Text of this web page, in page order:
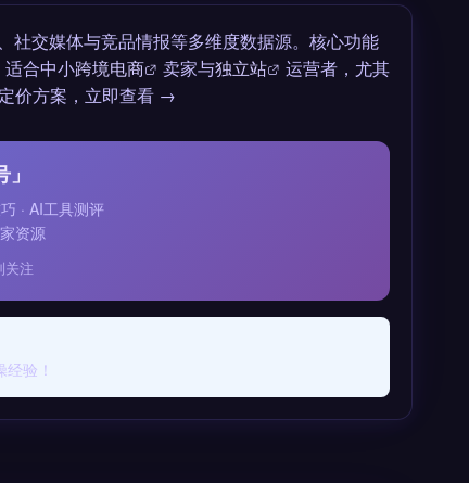
社交媒体与竞品情报等多维度数据源。核心功能
合中小跨境电商 卖家与独立站
运营者，尤其
价方案，立即查看 →
· AI工具测评
资源
关注
验！